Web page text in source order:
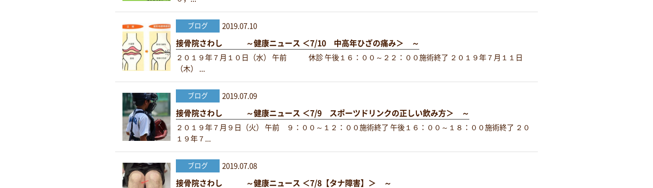
ブログ 2019.07.10
接骨院さわし ～健康ニュース ＜7/10 中高年ひざの痛み＞ ～
２０１９年７月１０日（水） 午前 休診 午後１６：００～２２：００施術終了 ２０１９年７月１１日
（木） ...
ブログ 2019.07.09
接骨院さわし ～健康ニュース ＜7/9 スポーツドリンクの正しい飲み方＞ ～
２０１９年７月９日（火） 午前 ９：００～１２：００施術終了 午後１６：００～１８：００施術終了 ２０
１９年７...
ブログ 2019.07.08
接骨院さわし ～健康ニュース ＜7/8【タナ障害】＞ ～